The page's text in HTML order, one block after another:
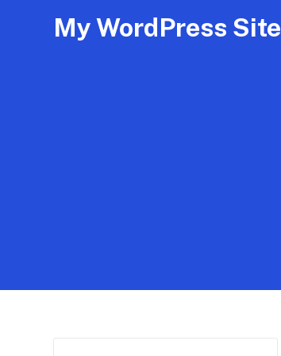
My WordPress Site